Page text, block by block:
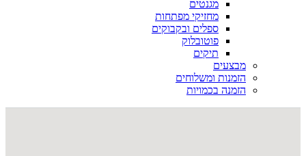
מגנטים
מחזיקי מפתחות
ספלים ובקבוקים
פוטובלוק
תיקים
מבצעים
הזמנות ומשלוחים
הזמנה בכמויות